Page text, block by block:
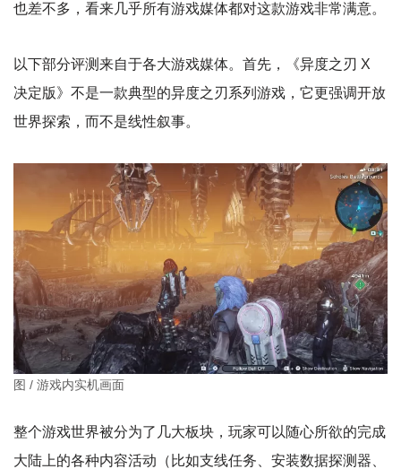
也差不多，看来几乎所有游戏媒体都对这款游戏非常满意。
以下部分评测来自于各大游戏媒体。首先，《异度之刃 X
决定版》不是一款典型的异度之刃系列游戏，它更强调开放
世界探索，而不是线性叙事。
图 / 游戏内实机画面
整个游戏世界被分为了几大板块，玩家可以随心所欲的完成
大陆上的各种内容活动（比如支线任务、安装数据探测器、